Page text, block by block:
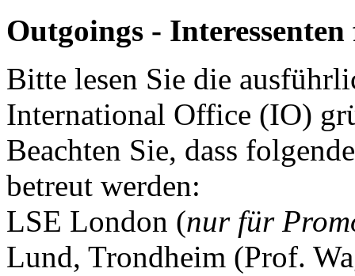
Outgoings -
Bitte lesen Sie die
International Office (IO)
Beachten Sie, dass
betreut werden:
LSE London (nur für
Lund, Trondheim (Prof.